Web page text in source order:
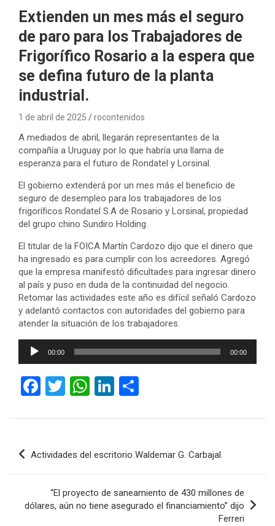
Extienden un mes más el seguro
de paro para los Trabajadores de
Frigorífico Rosario a la espera que
se defina futuro de la planta
industrial.
1 de abril de 2025 rocontenidos
A mediados de abril, llegarán representantes de la
compañía a Uruguay por lo que habría una llama de
esperanza para el futuro de Rondatel y Lorsinal.
El gobierno extenderá por un mes más el beneficio de
seguro de desempleo para los trabajadores de los
frigoríficos Rondatel S.A de Rosario y Lorsinal, propiedad
del grupo chino Sundiro Holding.
El titular de la FOICA Martín Cardozo dijo que el dinero que
ha ingresado es para cumplir con los acreedores. Agregó
que la empresa manifestó dificultades para ingresar dinero
al país y puso en duda de la continuidad del negocio.
Retomar las actividades este año es difícil señaló Cardozo
y adelantó contactos con autoridades del gobierno para
atender la situación de los trabajadores.
Reproductor
00:00 00:00
F
ce
o
o
k
T
tt
W
at
A
p
p
Li
ke
n
m
ar
tir
Navegación
de
entradas
Actividades del escritorio Waldemar G. Carbajal.
“El proyecto de saneamiento de 430 millones de
dólares, aún no tiene asegurado el financiamiento” dijo
Ferreri